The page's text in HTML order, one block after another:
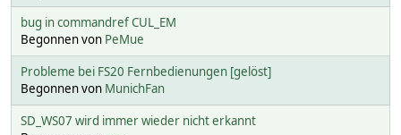
bug in commandref CUL_EM
Begonnen von PeMue
Probleme bei FS20 Fernbedienungen [gelöst]
Begonnen von MunichFan
SD_WS07 wird immer wieder nicht erkannt